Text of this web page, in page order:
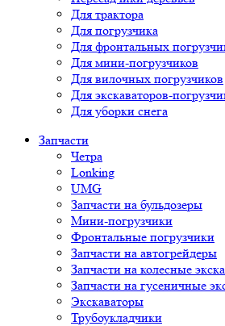
Для трактора
Для погрузчика
Для фронтальных
Для мини-погрузчиков
Для вилочных погрузчиков
Для экскаваторов-
Для уборки снега
Запчасти
Четра
Lonking
UMG
Запчасти на бульдозеры
Мини-погрузчики
Фронтальные погрузчики
Запчасти на автогрейдеры
Запчасти на колесные
Запчасти на гусеничные
Экскаваторы
Трубоукладчики